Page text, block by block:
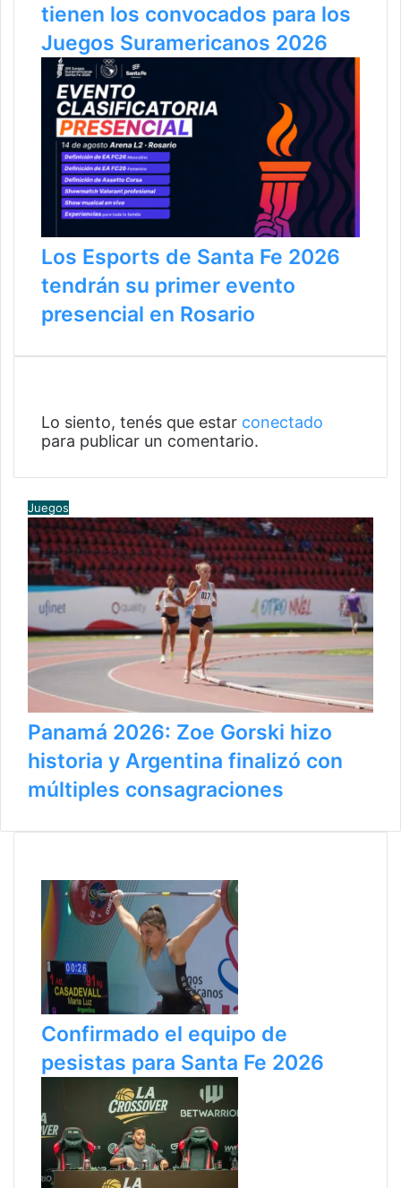
tienen los convocados para los
Juegos Suramericanos 2026
Los Esports de Santa Fe 2026
tendrán su primer evento
presencial en Rosario
Lo siento, tenés que estar conectado
para publicar un comentario.
C
e
r
r
a
Juegos
Panamá 2026: Zoe Gorski hizo
historia y Argentina finalizó con
múltiples consagraciones
Confirmado el equipo de
pesistas para Santa Fe 2026